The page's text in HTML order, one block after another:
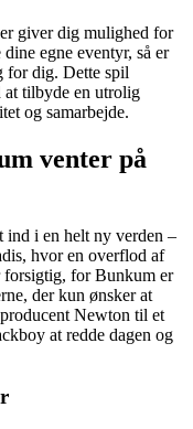
giver dig mulighed for
egne eventyr, så er
for dig. Dette spil
tilbyde en utrolig
og samarbejde.
venter på
ind i en helt ny verden –
hvor en overflod af
for Bunkum er
der kun ønsker at
Newton til et
at redde dagen og